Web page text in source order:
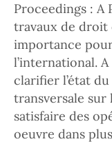
Proceedings : A
travaux de droit
importance
l’international.
clarifier l’état
transversale
satisfaire des
oeuvre dans